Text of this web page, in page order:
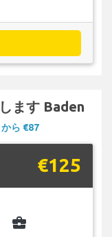
ます Baden
から €87
€125
business_center